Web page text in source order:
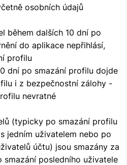
osobních údajů
během dalších 10 dní po
do aplikace nepřihlásí,
profilu
dní po smazání profilu dojde
i z bezpečnostní zálohy -
nevratné
(typicky po smazání profilu
jedním uživatelem nebo po
účtu) jsou smazány za
smazání posledního uživatele